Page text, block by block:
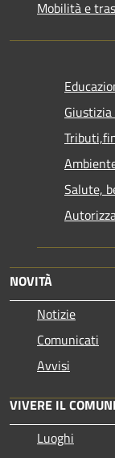
Mobilità e
Salute,
NOVITÀ
Notizie
Comunicati
Avvisi
VIVERE IL
Luoghi